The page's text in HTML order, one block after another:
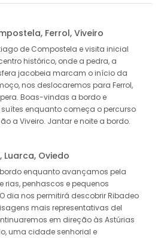
Ferrol, Viveiro
de Compostela e visita inicial
histórico, onde a pedra, a
jacobeia marcam o início da
nos deslocaremos para Ferrol,
Boas-vindas a bordo e
enquanto começa o percurso
a Viveiro. Jantar e noite a bordo.
Luarca, Oviedo
enquanto avançamos pela
rias, penhascos e pequenos
dia nos permitirá descobrir Ribadeo
mais representativas del
em direção às Astúrias
uma cidade senhorial e